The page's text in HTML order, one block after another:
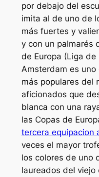
por debajo del
imita al de uno de
más fuertes y
y con un palmarés
de Europa (Liga
Amsterdam es
más populares del
aficionados que
blanca con una
las Copas de
tercera equipacion
veces el mayor
los colores de uno
laureados del